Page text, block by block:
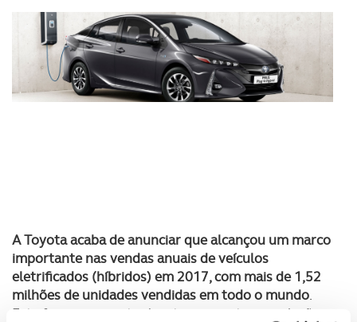
A Toyota acaba de anunciar que alcançou um marco
importante nas vendas anuais de veículos
eletrificados (híbridos) em 2017, com mais de 1,52
milhões de unidades vendidas em todo o mundo.
Este foi um aumento de oito por cento em relação